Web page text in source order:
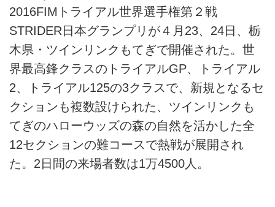
2016FIMトライアル世界選手権第２戦
STRIDER日本グランプリが４月23、24日、栃
木県・ツインリンクもてぎで開催された。世
界最高鋒クラスのトライアルGP、トライアル
2、トライアル125の3クラスで、新規となるセ
クションも複数設けられた、ツインリンクも
てぎのハローウッズの森の自然を活かした全
12セクションの難コースで熱戦が展開され
た。2日間の来場者数は1万4500人。